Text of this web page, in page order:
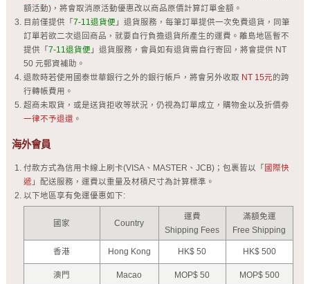
額活動)，將會取消原活動優惠改以商品原價計算訂單金額。
目前僅提供「 7-11退貨便 」退貨服務，每筆訂單提供一次免費退貨，同筆
訂單若欲二次退回商品，就要自行負擔退貨所產生的運費。離島地區暫不
提供「 7-11退貨便 」退貨服務，會員如有退貨需自行寄回，將會提供 NT
50 元郵資補助。
退款時若使用國泰世華銀行之外的銀行帳戶，將會另外收取 NT 15元的跨
行轉帳費用。
超商未取貨，或是送貨拒收等狀況，仍視為訂單成立，購物金以及折價劵
一律不予退還 。
海外會員
付款方式為信用卡線上刷卡(VISA、MASTER、JCB)；包裹皆以「 國際快
遞 」配送服務，運費以重量及材積尺寸為計算標準。
以下地區享有免運優惠如下:
國家 Country
運費
Shipping Fees
滿額免運
Free Shipping
香港 Hong Kong HK$ 50 HK$ 500
澳門 Macao MOP$ 50 MOP$ 500